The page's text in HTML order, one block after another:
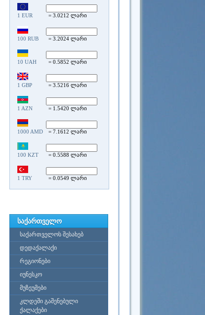
1 EUR = 3.0212 ლარი
100 RUB = 3.2024 ლარი
10 UAH = 0.5852 ლარი
1 GBP = 3.5216 ლარი
1 AZN = 1.5420 ლარი
1000 AMD = 7.1612 ლარი
100 KZT = 0.5588 ლარი
1 TRY = 0.0549 ლარი
საქართველო
საქართველოს შესახებ
დედაქალაქი
რეგიონები
იუნესკო
მუზეუმები
კლდეში გაშენებული
ქალაქები